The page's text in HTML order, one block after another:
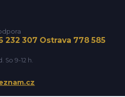
232 307 Ostrava 778 585
So 9-12 h.